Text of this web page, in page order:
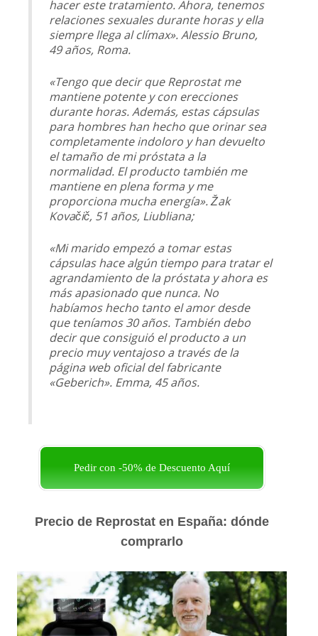
hacer este tratamiento. Ahora, tenemos
relaciones sexuales durante horas y ella
siempre llega al clímax». Alessio Bruno,
49 años, Roma.
«Tengo que decir que Reprostat me
mantiene potente y con erecciones
durante horas. Además, estas cápsulas
para hombres han hecho que orinar sea
completamente indoloro y han devuelto
el tamaño de mi próstata a la
normalidad. El producto también me
mantiene en plena forma y me
proporciona mucha energía». Žak
Kovačič, 51 años, Liubliana;
«Mi marido empezó a tomar estas
cápsulas hace algún tiempo para tratar el
agrandamiento de la próstata y ahora es
más apasionado que nunca. No
habíamos hecho tanto el amor desde
que teníamos 30 años. También debo
decir que consiguió el producto a un
precio muy ventajoso a través de la
página web oficial del fabricante
«Geberich». Emma, 45 años.
Pedir con -50% de Descuento Aquí
Precio de Reprostat en España: dónde
comprarlo